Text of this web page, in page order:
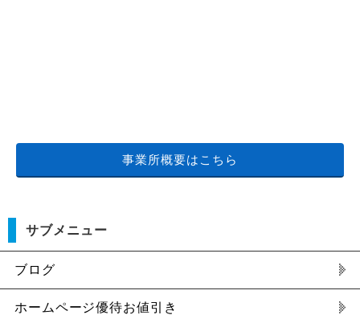
事業所概要はこちら
サブメニュー
ブログ
ホームページ優待お値引き